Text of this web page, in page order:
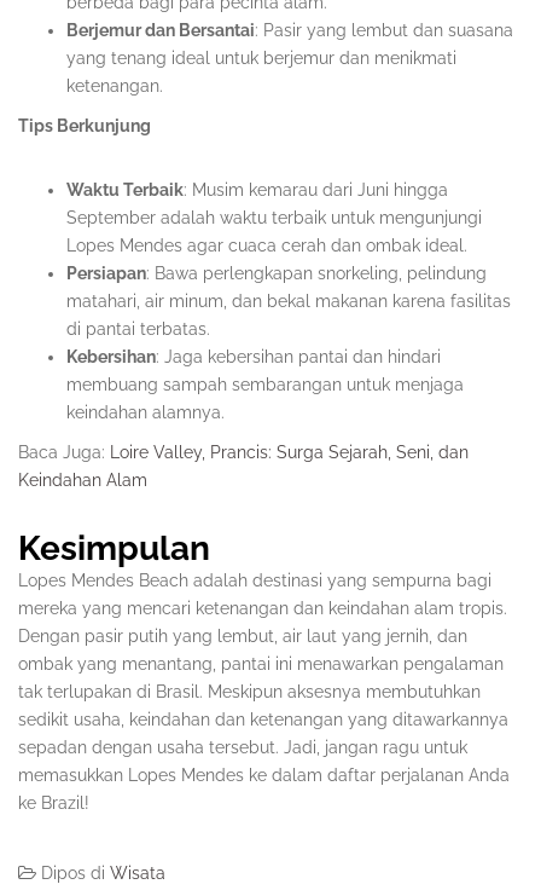
Berjemur dan Bersantai: Pasir yang lembut dan suasana
yang tenang ideal untuk berjemur dan menikmati
ketenangan.
Tips Berkunjung
Waktu Terbaik: Musim kemarau dari Juni hingga
September adalah waktu terbaik untuk mengunjungi
Lopes Mendes agar cuaca cerah dan ombak ideal.
Persiapan: Bawa perlengkapan snorkeling, pelindung
matahari, air minum, dan bekal makanan karena fasilitas
di pantai terbatas.
Kebersihan: Jaga kebersihan pantai dan hindari
membuang sampah sembarangan untuk menjaga
keindahan alamnya.
Baca Juga:
Loire Valley, Prancis: Surga Sejarah, Seni, dan
Keindahan Alam
Kesimpulan
Lopes Mendes Beach adalah destinasi yang sempurna bagi
mereka yang mencari ketenangan dan keindahan alam tropis.
Dengan pasir putih yang lembut, air laut yang jernih, dan
ombak yang menantang, pantai ini menawarkan pengalaman
tak terlupakan di Brasil. Meskipun aksesnya membutuhkan
sedikit usaha, keindahan dan ketenangan yang ditawarkannya
sepadan dengan usaha tersebut. Jadi, jangan ragu untuk
memasukkan Lopes Mendes ke dalam daftar perjalanan Anda
ke Brazil!
Dipos di Wisata